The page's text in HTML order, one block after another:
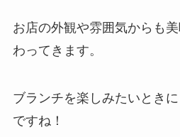
お店の外観や雰囲気からも
わってきます。
ブランチを楽しみたいとき
ですね！